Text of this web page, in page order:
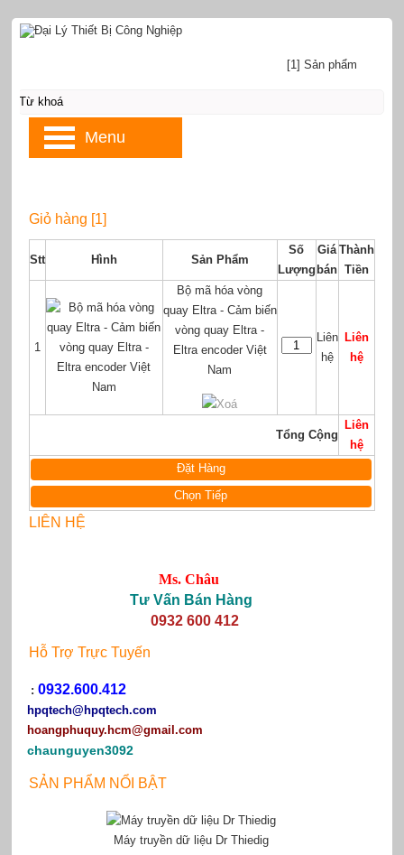
Giỏ hàng [1]
Stt Hình Sản Phẩm
Số
Lượng
Giá
bán
Thành
Tiền
1
Bộ mã hóa vòng
quay Eltra - Cảm biến
vòng quay Eltra -
Eltra encoder Việt
Nam
Xoá
Liên
hệ
Liên
hệ
Tổng Cộng
Liên
hệ
Đặt Hàng
Chọn Tiếp
LIÊN HỆ
Ms. Châu
Tư Vấn Bán Hàng
0932 600 412
Hỗ Trợ Trực Tuyến
: 0932.600.412
hpqtech@hpqtech.com
hoangphuquy.hcm@gmail.com
chaunguyen3092
SẢN PHẨM NỔI BẬT
Máy truyền dữ liệu Dr Thiedig
[1] Sản phẩm
Menu